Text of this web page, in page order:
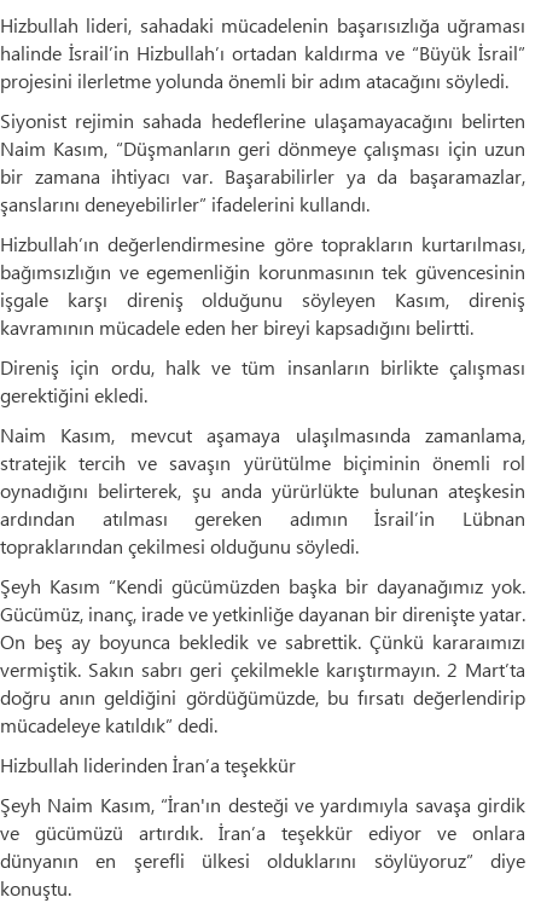
Hizbullah lideri, sahadaki mücadelenin başarısızlığa uğraması
halinde İsrail’in Hizbullah’ı ortadan kaldırma ve “Büyük İsrail”
projesini ilerletme yolunda önemli bir adım atacağını söyledi.
Siyonist rejimin sahada hedeflerine ulaşamayacağını belirten
Naim Kasım, “Düşmanların geri dönmeye çalışması için uzun
bir zamana ihtiyacı var. Başarabilirler ya da başaramazlar,
şanslarını deneyebilirler” ifadelerini kullandı.
Hizbullah’ın değerlendirmesine göre toprakların kurtarılması,
bağımsızlığın ve egemenliğin korunmasının tek güvencesinin
işgale karşı direniş olduğunu söyleyen Kasım, direniş
kavramının mücadele eden her bireyi kapsadığını belirtti.
Direniş için ordu, halk ve tüm insanların birlikte çalışması
gerektiğini ekledi.
Naim Kasım, mevcut aşamaya ulaşılmasında zamanlama,
stratejik tercih ve savaşın yürütülme biçiminin önemli rol
oynadığını belirterek, şu anda yürürlükte bulunan ateşkesin
ardından atılması gereken adımın İsrail’in Lübnan
topraklarından çekilmesi olduğunu söyledi.
Şeyh Kasım “Kendi gücümüzden başka bir dayanağımız yok.
Gücümüz, inanç, irade ve yetkinliğe dayanan bir direnişte yatar.
On beş ay boyunca bekledik ve sabrettik. Çünkü kararaımızı
vermiştik. Sakın sabrı geri çekilmekle karıştırmayın. 2 Mart’ta
doğru anın geldiğini gördüğümüzde, bu fırsatı değerlendirip
mücadeleye katıldık” dedi.
Hizbullah liderinden İran’a teşekkür
Şeyh Naim Kasım, “İran'ın desteği ve yardımıyla savaşa girdik
ve gücümüzü artırdık. İran’a teşekkür ediyor ve onlara
dünyanın en şerefli ülkesi olduklarını söylüyoruz” diye
konuştu.